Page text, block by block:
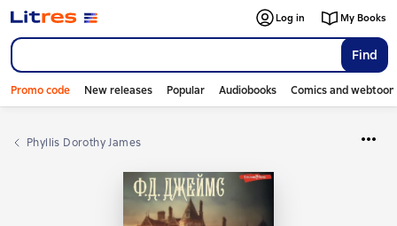
Find
Log in My Books
Promo code New releases Popular Audiobooks Comics and
Phyllis Dorothy James